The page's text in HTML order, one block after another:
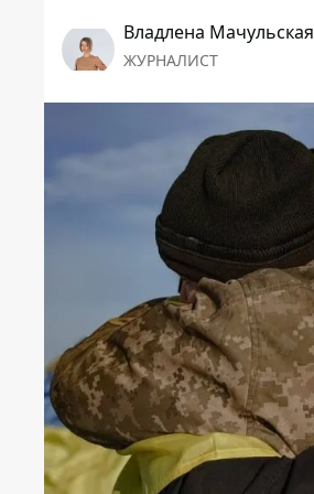
Владлена Мачульская
ЖУРНАЛИСТ